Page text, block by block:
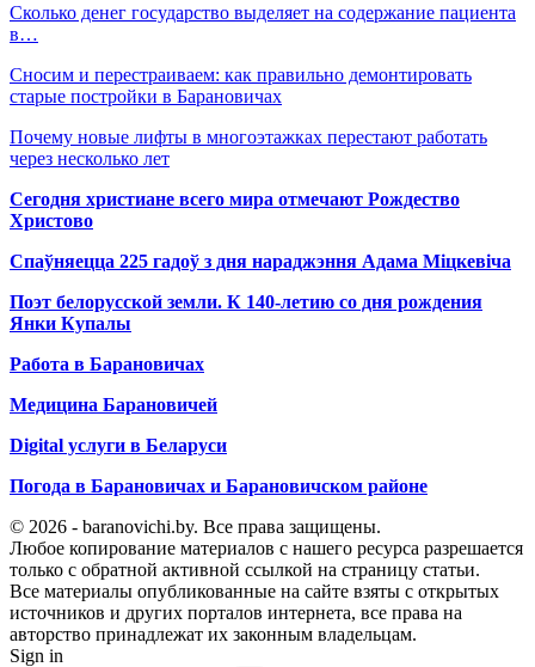
Сколько денег государство выделяет на содержание пациента
в…
Сносим и перестраиваем: как правильно демонтировать
старые постройки в Барановичах
Почему новые лифты в многоэтажках перестают работать
через несколько лет
Сегодня христиане всего мира отмечают Рождество
Христово
Спаўняецца 225 гадоў з дня нараджэння Адама Міцкевіча
Поэт белорусской земли. К 140-летию со дня рождения
Янки Купалы
Работа в Барановичах
Медицина Барановичей
Digital услуги в Беларуси
Погода в Барановичах и Барановичском районе
© 2026 - baranovichi.by. Все права защищены.
Любое копирование материалов с нашего ресурса разрешается
только с обратной активной ссылкой на страницу статьи.
Все материалы опубликованные на сайте взяты с открытых
источников и других порталов интернета, все права на
авторство принадлежат их законным владельцам.
Sign in